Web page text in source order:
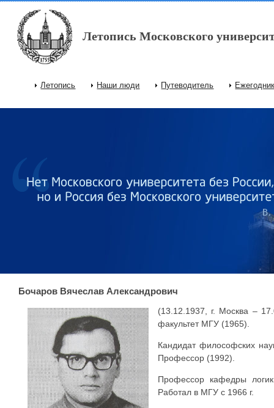
Перейти к основному содержанию
Летопись Московского
Главное меню
Летопись Наши люди Путеводитель
Бочаров Вячеслав Александрович
(13.12.1937, г. Москва –
факультет МГУ (1965).
Кандидат философских
Профессор (1992).
Профессор кафедры
Работал в МГУ с 1966 г.